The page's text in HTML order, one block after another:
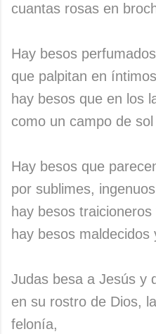
cuantas rosas en
Hay besos
que palpitan en
hay besos que en los
como un campo de
Hay besos que
por sublimes,
hay besos
hay besos maldecidos
Judas besa a Jesús y
en su rostro de Dios, la
felonía,